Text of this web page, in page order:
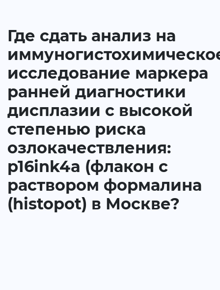
Где сдать анализ на
исследование маркера
ранней диагностики
дисплазии с высокой
степенью риска
озлокачествления:
p16ink4a (флакон с
раствором формалина
(histopot) в Москве?